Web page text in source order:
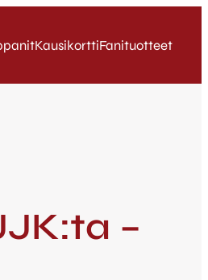
KausikorttiFanituotteet
–